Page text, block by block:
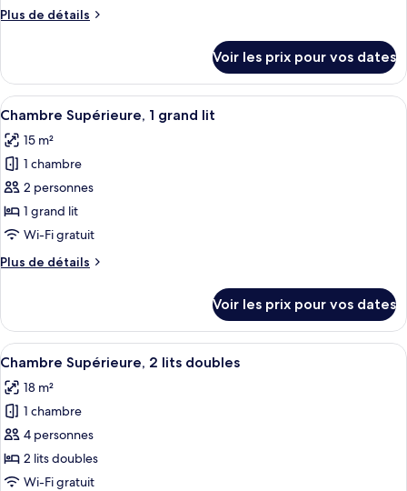
chambre :
très
grand
lit
Plus de détails
Plus
le
type
de
Chambre
Deluxe,
très
grand
lit
Voir les prix pour vos dates
Afficher
toutes
les
photos
pour
ce
type
chambre :
grand
lit
Une chambre d’hôtel avec un
5
Chambre Supérieure, 1 grand lit
15 m²
1 chambre
2 personnes
1 grand lit
Wi-Fi gratuit
Plus de détails
Plus
le
type
de
Chambre
Supérieure,
grand
lit
Voir les prix pour vos dates
Afficher
toutes
les
photos
pour
ce
type
Une chambre d’hôtel avec deux
5
Chambre Supérieure, 2 lits doubles
18 m²
1 chambre
4 personnes
2 lits doubles
Wi-Fi gratuit